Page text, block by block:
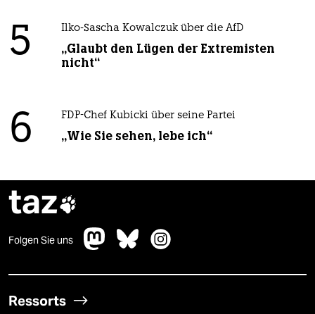
5 Ilko-Sascha Kowalczuk über die AfD
„Glaubt den Lügen der Extremisten
nicht“
6 FDP-Chef Kubicki über seine Partei
„Wie Sie sehen, lebe ich“
taz
Folgen Sie uns
Ressorts